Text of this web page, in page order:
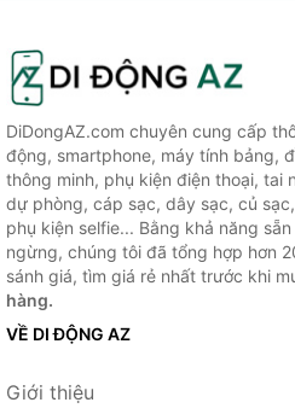
DiDongAZ.com chuyên cung cấp
động, smartphone, máy tính bảng,
thông minh, phụ kiện điện thoại, tai
dự phòng, cáp sạc, dây sạc, củ
phụ kiện selfie... Bằng khả năng
ngừng, chúng tôi đã tổng hợp hơn
sánh giá, tìm giá rẻ nhất trước khi
hàng.
VỀ DI ĐỘNG AZ
Giới thiệu